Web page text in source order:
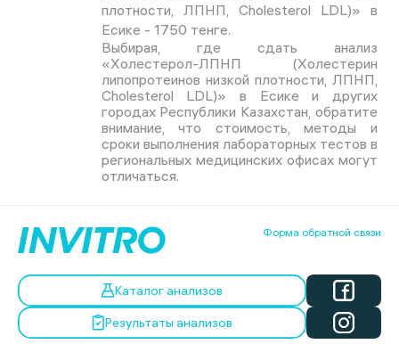
плотности, ЛПНП, Cholesterol LDL)» в
Есике - 1750 тенге.
Выбирая, где сдать анализ
«Холестерол-ЛПНП (Холестерин
липопротеинов низкой плотности, ЛПНП,
Cholesterol LDL)» в Есике и других
городах Республики Казахстан, обратите
внимание, что стоимость, методы и
сроки выполнения лабораторных тестов в
региональных медицинских офисах могут
отличаться.
Форма обратной связи
Каталог анализов
Результаты анализов